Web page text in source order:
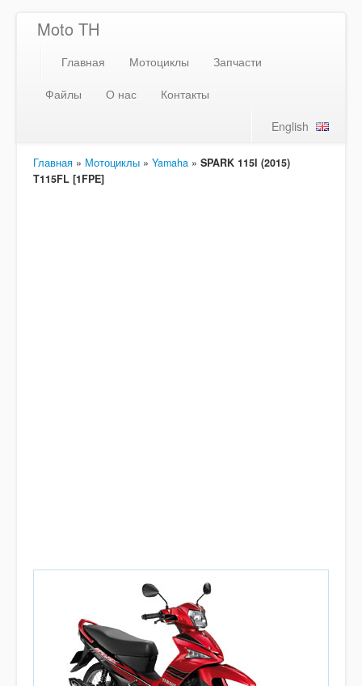
Moto TH
Главная Мотоциклы
Запчасти
Файлы
О нас
Контакты
English
Главная » Мотоциклы » Yamaha » SPARK 115I (2015)
T115FL [1FPE]